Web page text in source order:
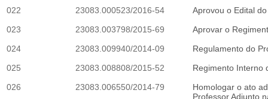
022
23083.000523/2016-54
Aprovou o Edital
023
23083.003798/2015-69
Aprovar o
024
23083.009940/2014-09
Regulamento do
025
23083.008808/2015-52
Regimento Interno
026
23083.006550/2014-79
Homologar o ato
Professor Adjunto